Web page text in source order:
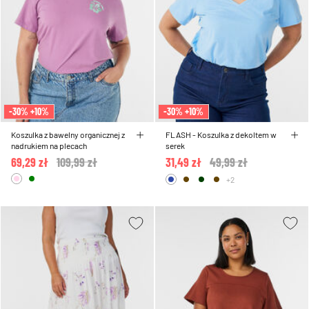
-30% +10%
Koszulka z bawelny organicznej z
nadrukiem na plecach
Price reduced from
109,99 zł
69,29 zł
-30% +10%
FLASH - Koszulka z dekoltem w
serek
Price reduced from
49,99 zł
31,49 zł
+2